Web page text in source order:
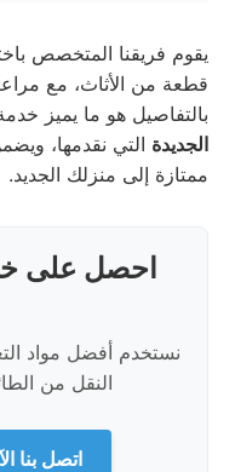
يقوم فريقنا المتخصص
قطعة من الأثاث، مع
بالتفاصيل هو ما يميز
الجديدة التي نقدمها،
ممتازة إلى منزلك الجديد.
احصل على
نستخدم أفضل مواد
النقل من
اتصل بنا الآن: